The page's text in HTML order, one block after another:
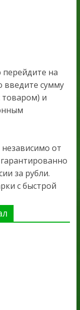
перейдите на
введите сумму
товаром) и
независимо от
за рубли.
с быстрой